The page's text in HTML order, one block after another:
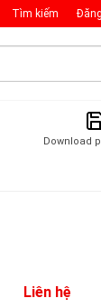
Tìm kiếm
Download
Liên hệ